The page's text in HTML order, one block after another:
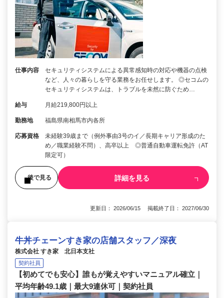
仕事内容
セキュリティシステムによる異常感知時の対応や機器の点検
など、人々の暮らしを守る業務をお任せします。 ◎セコムの
セキュリティシステムは、トラブルを未然に防ぐため…
給与 月給219,800円以上
勤務地 福島県南相馬市内各所
応募資格
未経験39歳まで（例外事由3号のイ／長期キャリア形成のた
め／職業経験不問）、高卒以上 ◎普通自動車運転免許（AT
限定可）
後で見る 詳細を見る
更新日： 2026/06/15 掲載終了日： 2027/06/30
牛丼チェーンすき家の店舗スタッフ／深夜
株式会社 すき家 北日本支社
契約社員
【初めてでも安心】誰もが覚えやすいマニュアル確立｜
平均年齢49.1歳｜最大9連休可｜契約社員